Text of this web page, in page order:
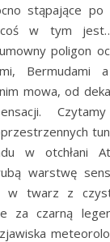
stąpające po
w tym
poligon
Bermudami
mowa, od
w otchłani
warstwę
w twarz z
za czarną